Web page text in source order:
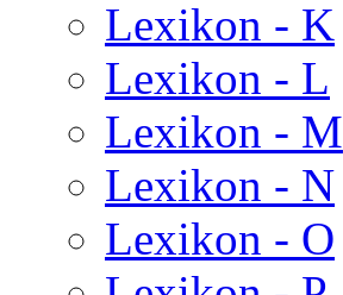
Lexikon - K
Lexikon - L
Lexikon - M
Lexikon - N
Lexikon - O